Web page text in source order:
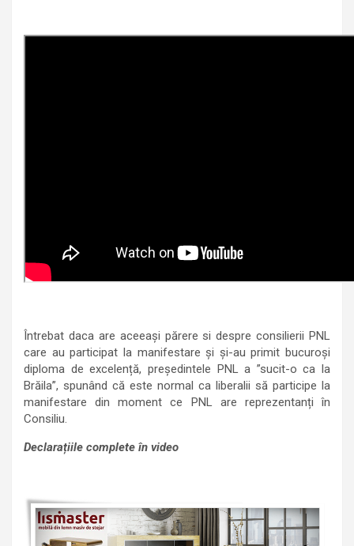
Întrebat daca are aceeași părere si despre consilierii PNL
care au participat la manifestare și și-au primit bucuroși
diploma de excelență, președintele PNL a ”sucit-o ca la
Brăila”, spunând că este normal ca liberalii să participe la
manifestare din moment ce PNL are reprezentanți în
Consiliu.
Declarațiile complete în video